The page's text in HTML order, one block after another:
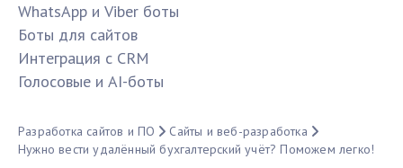
WhatsApp и Viber боты
Боты для сайтов
Интеграция с CRM
Голосовые и AI-боты
Разработка сайтов и ПО
Сайты и веб-разработка
Нужно вести удалённый бухгалтерский учёт? Поможем легко!